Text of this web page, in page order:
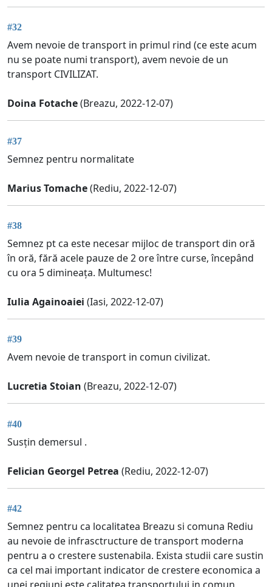
#32
Avem nevoie de transport in primul rind (ce este acum
nu se poate numi transport), avem nevoie de un
transport CIVILIZAT.
Doina Fotache(Breazu, 2022-12-07)
#37
Semnez pentru normalitate
Marius Tomache(Rediu, 2022-12-07)
#38
Semnez pt ca este necesar mijloc de transport din oră
în oră, fără acele pauze de 2 ore între curse, începând
cu ora 5 dimineața. Multumesc!
Iulia Againoaiei (Iasi, 2022-12-07)
#39
Avem nevoie de transport in comun civilizat.
Lucretia Stoian (Breazu, 2022-12-07)
#40
Susțin demersul .
Felician Georgel Petrea (Rediu, 2022-12-07)
#42
Semnez pentru ca localitatea Breazu si comuna Rediu
au nevoie de infrasctructure de transport moderna
pentru a o crestere sustenabila. Exista studii care sustin
ca cel mai important indicator de crestere economica a